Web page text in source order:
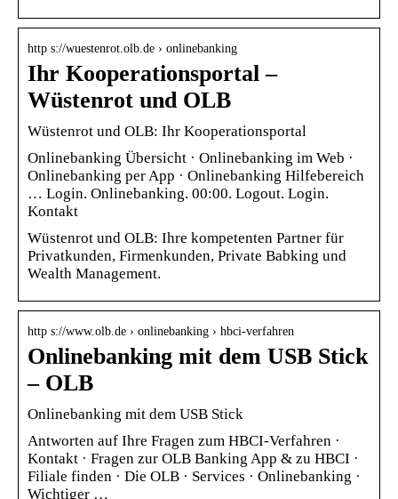
http s://wuestenrot.olb.de › onlinebanking
Ihr Kooperationsportal –
Wüstenrot und OLB
Wüstenrot und OLB: Ihr Kooperationsportal
Onlinebanking Übersicht · Onlinebanking im Web ·
Onlinebanking per App · Onlinebanking Hilfebereich
… Login. Onlinebanking. 00:00. Logout. Login.
Kontakt
Wüstenrot und OLB: Ihre kompetenten Partner für
Privatkunden, Firmenkunden, Private Babking und
Wealth Management.
http s://www.olb.de › onlinebanking › hbci-verfahren
Onlinebanking mit dem USB Stick
– OLB
Onlinebanking mit dem USB Stick
Antworten auf Ihre Fragen zum HBCI-Verfahren ·
Kontakt · Fragen zur OLB Banking App & zu HBCI ·
Filiale finden · Die OLB · Services · Onlinebanking ·
Wichtiger …